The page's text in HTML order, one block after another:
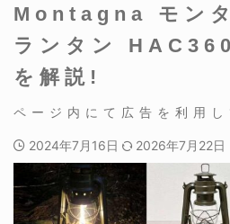
Montagna モン
ランタン
を解説!
2024年7月16日 2026年7月22日